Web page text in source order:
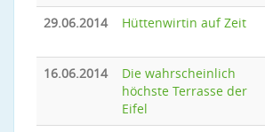
29.06.2014 Hüttenwirtin auf Zeit
16.06.2014
Die wahrscheinlich
höchste Terrasse der
Eifel